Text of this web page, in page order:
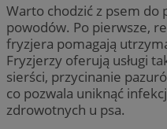
Warto chodzić z psem do
powodów. Po pierwsze,
fryzjera pomagają
Fryzjerzy oferują usługi
sierści, przycinanie
co pozwala uniknąć
zdrowotnych u psa.